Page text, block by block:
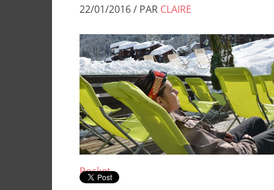
22/01/2016 / PAR CLAIRE
Pocket